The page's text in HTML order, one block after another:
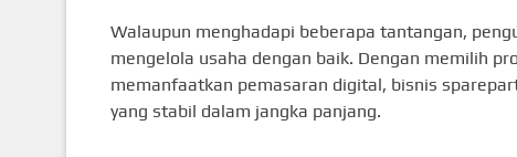
Walaupun menghadapi beberapa tantangan,
mengelola usaha dengan baik. Dengan memilih
memanfaatkan pemasaran digital, bisnis
yang stabil dalam jangka panjang.